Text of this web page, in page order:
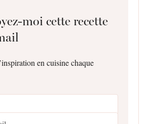
moi cette recette
en cuisine chaque